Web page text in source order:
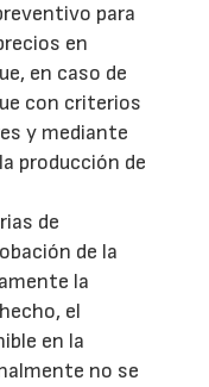
para
en
en caso de
con criterios
y mediante
producción de
de
de la
la
el
en la
no se